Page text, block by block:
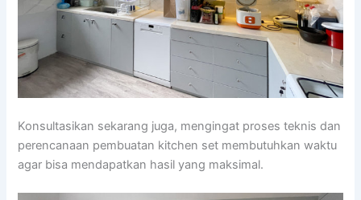
Konsultasikan sekarang juga, mengingat proses teknis dan
perencanaan pembuatan kitchen set membutuhkan waktu
agar bisa mendapatkan hasil yang maksimal.